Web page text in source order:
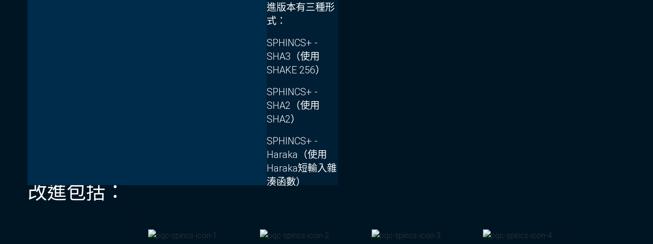
進版本有三種形
式：
SPHINCS+ -
SHA3（使用
SHAKE 256）
SPHINCS+ -
SHA2（使用
SHA2）
SPHINCS+ -
Haraka（使用
Haraka短輸入雜
湊函數）
改進包括：